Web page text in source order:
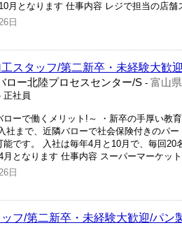
月となります 仕事内容 レジで担当の店舗
日
スタッフ/第二新卒・未経験大歓
ロー北陸プロセスセンター/S - 富山
正社員
ローで働くメリット!～ ・新卒の手厚い教
社まで、近隣バローで社会保険付きのパ
です。 入社は毎年4月と10月で、毎回20
となります 仕事内容 スーパーマーケッ
日
フ/第二新卒・未経験大歓迎/パン